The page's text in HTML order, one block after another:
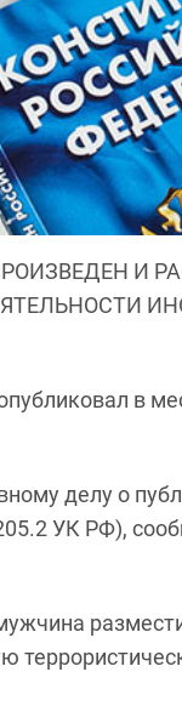
И
в
делу о
УК РФ),